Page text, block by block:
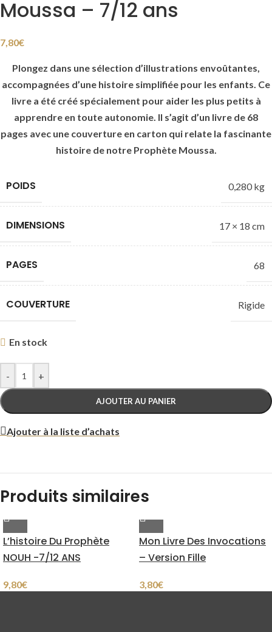
Moussa – 7/12 ans
7,80€
Plongez dans une sélection d’illustrations envoûtantes,
accompagnées d’une histoire simplifiée pour les enfants. Ce
livre a été créé spécialement pour aider les plus petits à
apprendre en toute autonomie. Il s’agit d’un livre de 68
pages avec une couverture en carton qui relate la fascinante
histoire de notre Prophète Moussa.
POIDS 0,280 kg
DIMENSIONS 17 × 18 cm
PAGES 68
COUVERTURE Rigide
En stock
- +
AJOUTER AU PANIER
Ajouter à la liste d’achats
Produits similaires
L’histoire Du Prophète
NOUH -7/12 ANS
9,80€
Mon Livre Des Invocations
– Version Fille
3,80€